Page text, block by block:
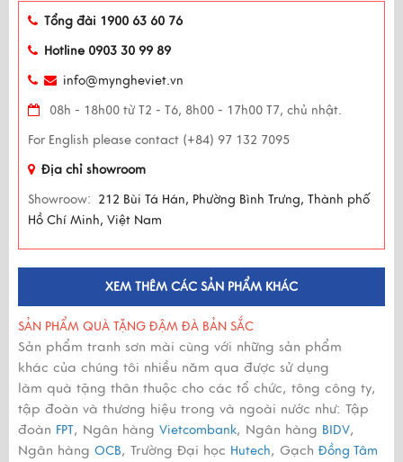
Tổng đài 1900 63 60 76
Hotline 0903 30 99 89
info@myngheviet.vn
08h - 18h00 từ T2 - T6, 8h00 - 17h00 T7, chủ nhật.
For English please contact (+84) 97 132 7095
Địa chỉ showroom
Showroow: 212 Bùi Tá Hán, Phường Bình Trưng, Thành phố
Hồ Chí Minh, Việt Nam
XEM THÊM CÁC SẢN PHẨM KHÁC
SẢN PHẨM QUÀ TẶNG ĐẬM ĐÀ BẢN SẮC
Sản phẩm tranh sơn mài cùng với những sản phẩm
khác của chúng tôi nhiều năm qua được sử dụng
làm quà tặng thân thuộc cho các tổ chức, tông công ty,
tập đoàn và thương hiệu trong và ngoài nước như: Tập
đoàn FPT, Ngân hàng Vietcombank, Ngân hàng BIDV,
Ngân hàng OCB, Trường Đại học Hutech, Gạch Đồng Tâm